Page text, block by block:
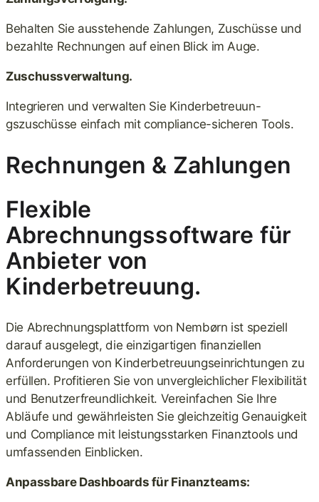
Behalten Sie ausstehende Zahlungen, Zuschüsse und
bezahlte Rechnungen auf einen Blick im Auge.
Zuschussverwaltung.
Integrieren und verwalten Sie Kinderbetreuun-
gszuschüsse einfach mit compliance-sicheren Tools.
Rechnungen & Zahlungen
Flexible
Abrechnungssoftware für
Anbieter von
Kinderbetreuung.
Die Abrechnungsplattform von Nembørn ist speziell
darauf ausgelegt, die einzigartigen finanziellen
Anforderungen von Kinderbetreuungseinrichtungen zu
erfüllen. Profitieren Sie von unvergleichlicher Flexibilität
und Benutzerfreundlichkeit. Vereinfachen Sie Ihre
Abläufe und gewährleisten Sie gleichzeitig Genauigkeit
und Compliance mit leistungsstarken Finanztools und
umfassenden Einblicken.
Anpassbare Dashboards für Finanzteams: